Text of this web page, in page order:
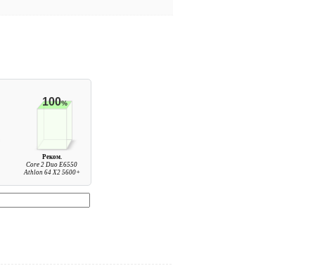
100%
Реком.
Core 2 Duo E6550
Athlon 64 X2 5600+